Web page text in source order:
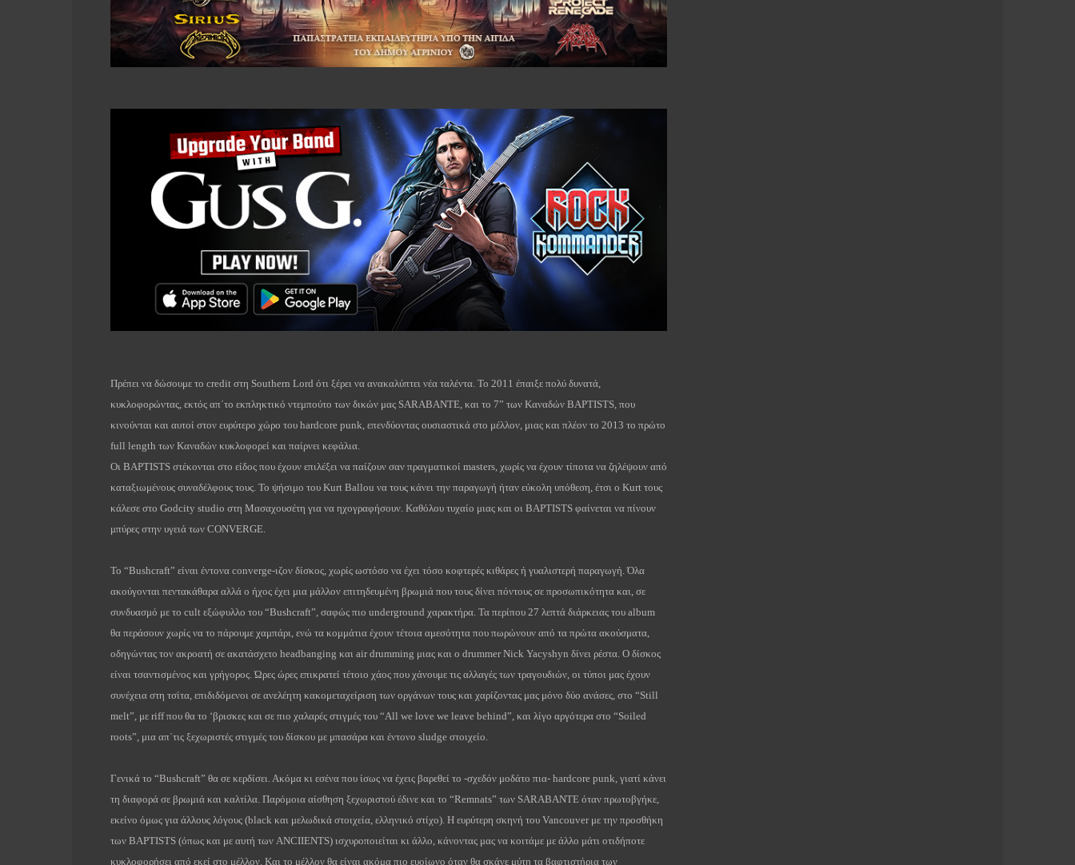
Πρέπει να δώσουμε το credit στη Southern Lord ότι ξέρει να ανακαλύπτει νέα ταλέντα. To 2011 έπαιξε πολύ δυνατά,
κυκλοφορώντας, εκτός απ΄το εκπληκτικό ντεμπούτο των δικών μας SARABANTE, και το 7” των Καναδών BAPTISTS, που
κινούνται και αυτοί στον ευρύτερο χώρο του hardcore punk, επενδύοντας ουσιαστικά στο μέλλον, μιας και πλέον το 2013 το πρώτο
full length των Καναδών κυκλοφορεί και παίρνει κεφάλια.
Οι BAPTISTS στέκονται στο είδος που έχουν επιλέξει να παίζουν σαν πραγματικοί masters, χωρίς να έχουν τίποτα να ζηλέψουν από
καταξιωμένους συναδέλφους τους. To ψήσιμο του Kurt Ballou να τους κάνει την παραγωγή ήταν εύκολη υπόθεση, έτσι ο Κurt τους
κάλεσε στο Godcity studio στη Μασαχουσέτη για να ηχογραφήσουν. Καθόλου τυχαίο μιας και οι BAPTISTS φαίνεται να πίνουν
μπύρες στην υγειά των CONVERGE.
To “Βushcraft” είναι έντονα converge-ιζον δίσκος, χωρίς ωστόσο να έχει τόσο κοφτερές κιθάρες ή γυαλιστερή παραγωγή. Όλα
ακούγονται πεντακάθαρα αλλά ο ήχος έχει μια μάλλον επιτηδευμένη βρωμιά που τους δίνει πόντους σε προσωπικότητα και, σε
συνδυασμό με το cult εξώφυλλο του “Bushcraft”, σαφώς πιο underground χαρακτήρα. Τα περίπου 27 λεπτά διάρκειας του album
θα περάσουν χωρίς να το πάρουμε χαμπάρι, ενώ τα κομμάτια έχουν τέτοια αμεσότητα που πωρώνουν από τα πρώτα ακούσματα,
οδηγώντας τον ακροατή σε ακατάσχετο headbanging και air drumming μιας και ο drummer Nick Yacyshyn δίνει ρέστα. Ο δίσκος
είναι τσαντισμένος και γρήγορος. Ώρες ώρες επικρατεί τέτοιο χάος που χάνουμε τις αλλαγές των τραγουδιών, οι τύποι μας έχουν
συνέχεια στη τσίτα, επιδιδόμενοι σε ανελέητη κακομεταχείριση των οργάνων τους και χαρίζοντας μας μόνο δύο ανάσες, στο “Still
melt”, με riffπου θα το ‘βρισκες και σε πιο χαλαρές στιγμές του “All we love we leave behind”, και λίγο αργότερα στο “Soiled
roots”, μια απ΄τις ξεχωριστές στιγμές του δίσκου με μπασάρα και έντονο sludge στοιχείο.
Γενικά το “Βushcraft” θα σε κερδίσει. Ακόμα κι εσένα που ίσως να έχεις βαρεθεί το -σχεδόν μοδάτο πια- hardcore punk, γιατί κάνει
τη διαφορά σε βρωμιά και καλτίλα. Παρόμοια αίσθηση ξεχωριστού έδινε και το “Remnats” των SARABANTE όταν πρωτοβγήκε,
εκείνο όμως για άλλους λόγους (black και μελωδικά στοιχεία, ελληνικό στίχο). H ευρύτερη σκηνή του Vancouver με την προσθήκη
των BAPTISTS (όπως και με αυτή των ANCIIENTS) ισχυροποιείται κι άλλο, κάνοντας μας να κοιτάμε με άλλο μάτι οτιδήποτε
κυκλοφορήσει από εκεί στο μέλλον. Και το μέλλον θα είναι ακόμα πιο ευοίωνο όταν θα σκάνε μύτη τα βαφτιστήρια των